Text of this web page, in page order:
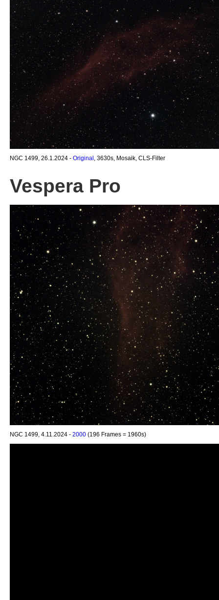
NGC 1499, 26.1.2024 - Original , 3630s, Mosaik, CLS-Filter
Vespera Pro
NGC 1499, 4.11.2024 - 2000 (196 Frames = 1960s)